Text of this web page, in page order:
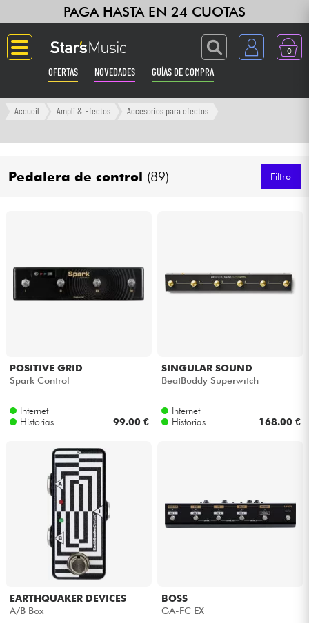
PAGA HASTA EN 24 CUOTAS
0
OFERTAS NOVEDADES GUÍAS DE COMPRA
Langue
Ampli & Efectos
Grabación
Luces
Batería y percusión
Vientos
Violines y cuarteto
Accueil Ampli & Efectos Accesorios para efectos
Pedalera de control (89) Filtro
POSITIVE GRID
Spark Control
Internet
Historias
99.00 €
SINGULAR SOUND
BeatBuddy Superwitch
Internet
Historias
168.00 €
EARTHQUAKER DEVICES
A/B Box
BOSS
GA-FC EX